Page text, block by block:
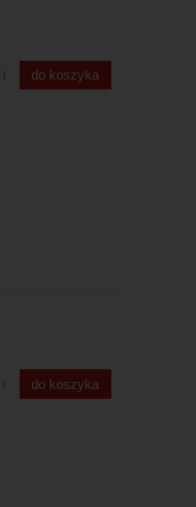
) do koszyka
) do koszyka